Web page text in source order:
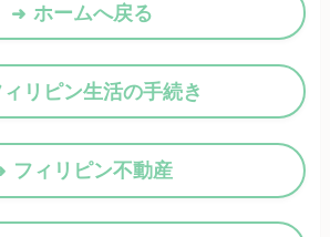
ホームへ戻る
ィリピン生活の手続き
フィリピン不動産